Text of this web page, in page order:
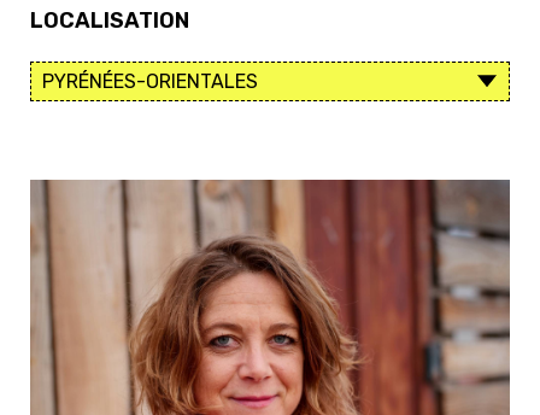
LOCALISATION